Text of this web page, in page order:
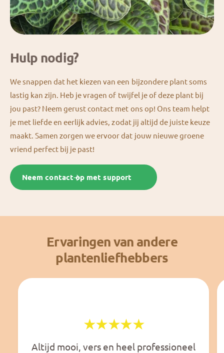
Hulp nodig?
We snappen dat het kiezen van een bijzondere plant soms
lastig kan zijn. Heb je vragen of twijfel je of deze plant bij
jou past? Neem gerust contact met ons op! Ons team helpt
je met liefde en eerlijk advies, zodat jij altijd de juiste keuze
maakt. Samen zorgen we ervoor dat jouw nieuwe groene
vriend perfect bij je past!
Neem contact op met support
Ervaringen van andere
plantenliefhebbers
Altijd mooi, vers en heel professioneel